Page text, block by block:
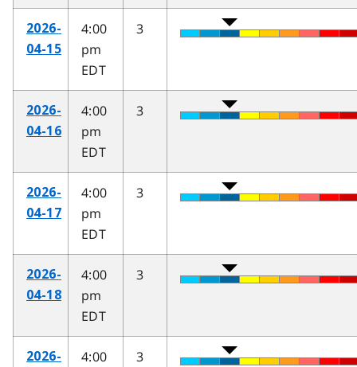
2026-
04-15
4:00
pm
EDT
3
2026-
04-16
4:00
pm
EDT
3
2026-
04-17
4:00
pm
EDT
3
2026-
04-18
4:00
pm
EDT
3
2026-
4:00
3